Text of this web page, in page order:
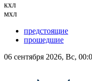
кхл
мхл
предстоящие
прошедшие
06 сентября 2026, Вс,